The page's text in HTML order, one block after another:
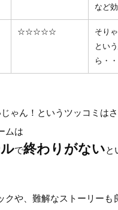
など
☆☆☆☆☆
そり
とい
ら・・
ゃん！というツッコミは
ムは
で終わりがないと
クや、難解なストーリーも